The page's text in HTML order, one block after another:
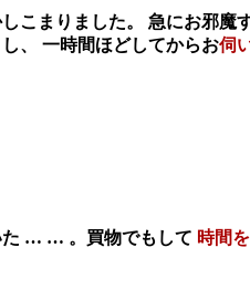
しこまりました。 急にお邪
、 一時間ほどしてからお伺
た … … 。買物でもして 時間